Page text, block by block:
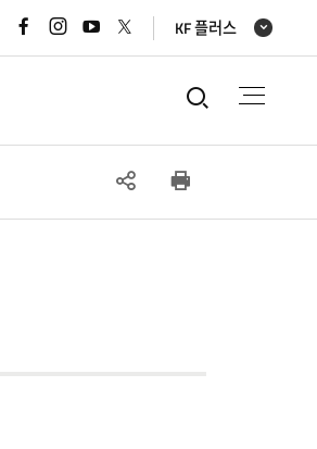
페이스북
바로가기
인스타그램
바로가기
유튜브
바로가기
x(트위터)
바로가기
KF 플러스
통합검
SNS